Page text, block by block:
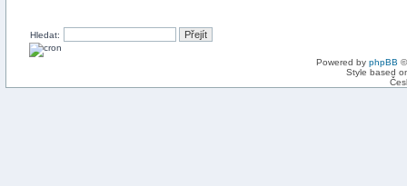
Hledat:
Powered by phpBB
Style based